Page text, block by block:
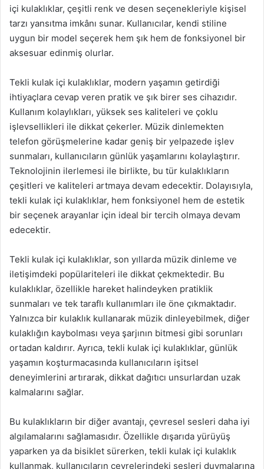
içi kulaklıklar, çeşitli renk ve desen seçenekleriyle kişisel
tarzı yansıtma imkânı sunar. Kullanıcılar, kendi stiline
uygun bir model seçerek hem şık hem de fonksiyonel bir
aksesuar edinmiş olurlar.
Tekli kulak içi kulaklıklar, modern yaşamın getirdiği
ihtiyaçlara cevap veren pratik ve şık birer ses cihazıdır.
Kullanım kolaylıkları, yüksek ses kaliteleri ve çoklu
işlevsellikleri ile dikkat çekerler. Müzik dinlemekten
telefon görüşmelerine kadar geniş bir yelpazede işlev
sunmaları, kullanıcıların günlük yaşamlarını kolaylaştırır.
Teknolojinin ilerlemesi ile birlikte, bu tür kulaklıkların
çeşitleri ve kaliteleri artmaya devam edecektir. Dolayısıyla,
tekli kulak içi kulaklıklar, hem fonksiyonel hem de estetik
bir seçenek arayanlar için ideal bir tercih olmaya devam
edecektir.
Tekli kulak içi kulaklıklar, son yıllarda müzik dinleme ve
iletişimdeki popülariteleri ile dikkat çekmektedir. Bu
kulaklıklar, özellikle hareket halindeyken pratiklik
sunmaları ve tek taraflı kullanımları ile öne çıkmaktadır.
Yalnızca bir kulaklık kullanarak müzik dinleyebilmek, diğer
kulaklığın kaybolması veya şarjının bitmesi gibi sorunları
ortadan kaldırır. Ayrıca, tekli kulak içi kulaklıklar, günlük
yaşamın koşturmacasında kullanıcıların işitsel
deneyimlerini artırarak, dikkat dağıtıcı unsurlardan uzak
kalmalarını sağlar.
Bu kulaklıkların bir diğer avantajı, çevresel sesleri daha iyi
algılamalarını sağlamasıdır. Özellikle dışarıda yürüyüş
yaparken ya da bisiklet sürerken, tekli kulak içi kulaklık
kullanmak, kullanıcıların çevrelerindeki sesleri duymalarına